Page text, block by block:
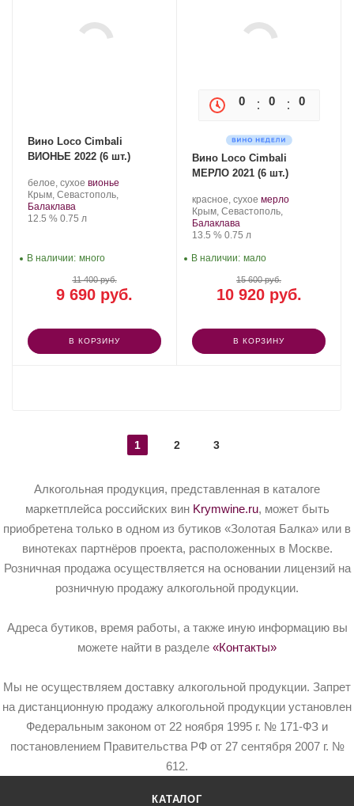
Вино Loco Cimbali
ВИОНЬЕ 2022 (6 шт.)
Производитель:
Loco
Cimbali
Winery.
белое, сухое .
Сорт
вионье
Регион:
Крым, Севастополь,
Балаклава
Крепость
12.5 %. Объем
0.75 л
9 690 руб.
11 400 руб.
В наличии: много
В КОРЗИНУ
0 0 0
Вино Loco Cimbali
МЕРЛО 2021 (6 шт.)
Производитель:
Loco
Cimbali
Winery.
красное, сухое .
Сорт
мерло.
Регион:
Крым, Севастополь,
Балаклава
Крепость
13.5 %. Объем
0.75 л
10 920 руб.
15 600 руб.
В наличии: мало
В КОРЗИНУ
1 2 3
Алкогольная продукция, представленная в каталоге
маркетплейса российских вин Krymwine.ru, может быть
приобретена только в одном из бутиков «Золотая Балка» или в
винотеках партнёров проекта, расположенных в Москве.
Розничная продажа осуществляется на основании лицензий на
розничную продажу алкогольной продукции.
Адреса бутиков, время работы, а также иную информацию вы
можете найти в разделе «Контакты»
Мы не осуществляем доставку алкогольной продукции. Запрет
на дистанционную продажу алкогольной продукции установлен
Федеральным законом от 22 ноября 1995 г. № 171-ФЗ и
постановлением Правительства РФ от 27 сентября 2007 г. №
612.
КАТАЛОГ